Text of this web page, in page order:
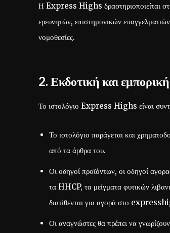
Η Express Highs δραστηριοποιείται
ερευνητών, επιστημονικών
νομοθεσίες.
2. Εκδοτική και
Το ιστολόγιο Express Highs είναι
Το ιστολόγιο παράγεται και
από τα άρθρα του.
Οι οδηγοί προϊόντων, οι οδηγοί
τα HHCP, τα μείγματα φυτικών
διατίθενται για αγορά στο
Οι αναγνώστες θα πρέπει να